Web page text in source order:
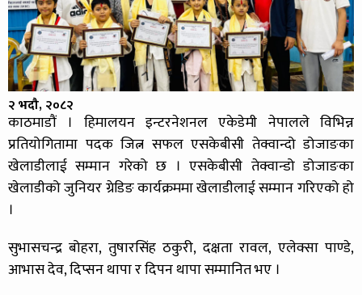
२ भदौ, २०८२
काठमाडौं । हिमालयन इन्टरनेशनल एकेडेमी नेपालले विभिन्न
प्रतियोगितामा पदक जित्न सफल एसकेबीसी तेक्वान्दो डोजाङका
खेलाडीलाई सम्मान गरेको छ । एसकेबीसी तेक्वान्डो डोजाङका
खेलाडीको जुनियर ग्रेडिङ कार्यक्रममा खेलाडीलाई सम्मान गरिएको हो
।
सुभासचन्द्र बोहरा, तुषारसिंह ठकुरी, दक्षता रावल, एलेक्सा पाण्डे,
आभास देव, दिप्सन थापा र दिपन थापा सम्मानित भए ।